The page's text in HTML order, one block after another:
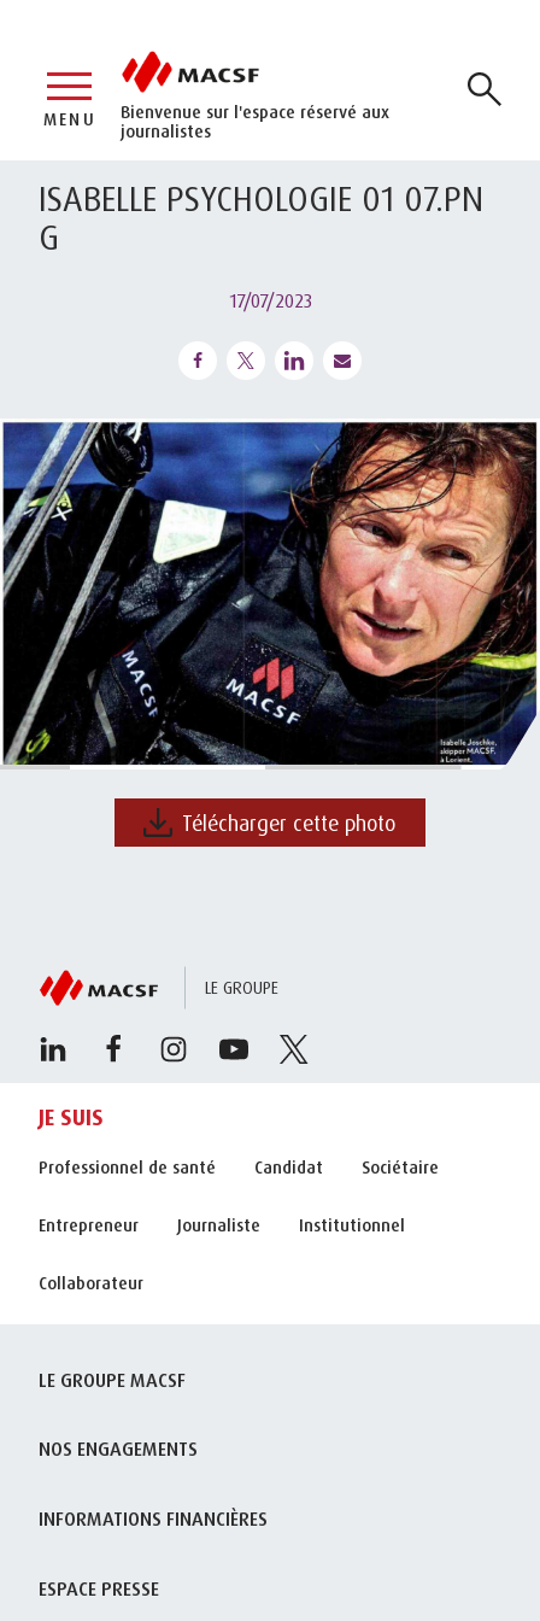
Bienvenue sur l'espace réservé aux
journalistes
MENU
ISABELLE PSYCHOLOGIE 01 07.PN
G
17/07/2023
Télécharger cette photo
LE GROUPE
JE SUIS
Professionnel de santé Candidat Sociétaire
Entrepreneur Journaliste Institutionnel
Collaborateur
LE GROUPE MACSF
NOS ENGAGEMENTS
INFORMATIONS FINANCIÈRES
ESPACE PRESSE